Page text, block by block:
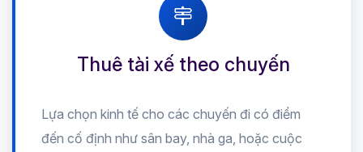
Thuê tài xế theo chuyến
Lựa chọn kinh tế cho các chuyến đi có điểm
đến cố định như sân bay, nhà ga, hoặc cuộc